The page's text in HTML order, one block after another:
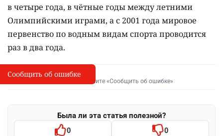
в четыре года, в чётные годы между летними
Олимпийскими играми, а с 2001 года мировое
первенство по водным видам спорта проводится
раз в два года.
I
Сообщить об опечатке
Выделите фрагмент и нажмите «Сообщить об ошибке»
Была ли эта статья полезной?
0 0
Сообщить об ошибке